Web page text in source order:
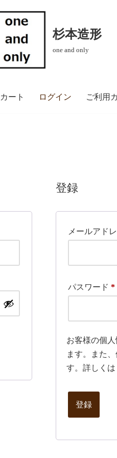
杉本造形
one and only
カート ログイン ご利用
登録
メールアド
パスワード *
お客様の個
ます。また
す。詳しくは
登録